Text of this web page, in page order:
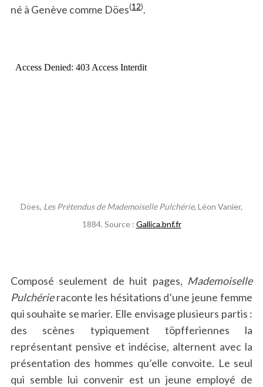
né à Genève comme Döes(12).
Döes, Les Prétendus de Mademoiselle Pulchérie, Léon Vanier,
1884. Source : Gallica.bnf.fr
Composé seulement de huit pages, Mademoiselle
Pulchérieraconte les hésitations d’une jeune femme
qui souhaite se marier. Elle envisage plusieurs partis :
des scènes typiquement töpfferiennes la
représentant pensive et indécise, alternent avec la
présentation des hommes qu’elle convoite. Le seul
qui semble lui convenir est un jeune employé de